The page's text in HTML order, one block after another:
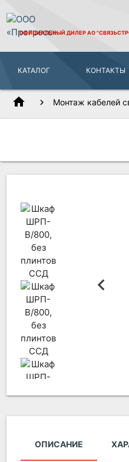
ОФИЦИАЛЬНЫЙ ДИЛЕРАО
КАТАЛОГ КОНТАКТЫ
home Монтаж кабелей
ОПИСАНИЕ